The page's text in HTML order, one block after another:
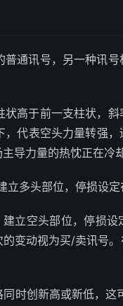
通讯号，另一种讯
高于前一支柱状，斜
代表空头力量转强
导力量的热忱正在冷
多头部位，停损设定
立空头部位，停损
变动视为买/卖讯号
时创新高或新低，这